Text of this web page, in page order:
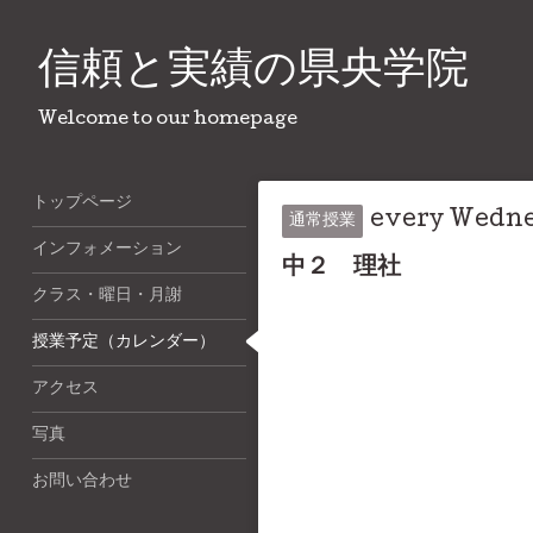
信頼と実績の県央学院
Welcome to our homepage
通常授業 every
中２ 理社
トップページ
インフォメーション
クラス・曜日・月謝
授業予定（カレンダー）
アクセス
写真
お問い合わせ